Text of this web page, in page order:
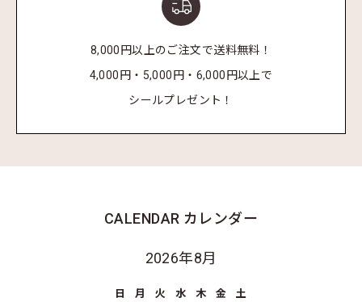
8,000円以上のご注文で送料無料！
4,000円・5,000円・6,000円以上で
シールプレゼント！
CALENDAR カレンダー
2026年8月
日 月 火 水 木 金
土